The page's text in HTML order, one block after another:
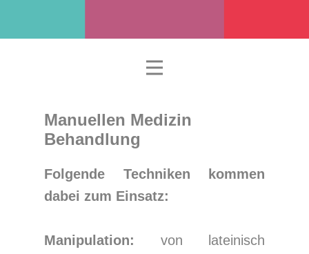
Manuellen Medizin
Behandlung
Folgende Techniken kommen
dabei zum Einsatz:
Manipulation: von lateinisch